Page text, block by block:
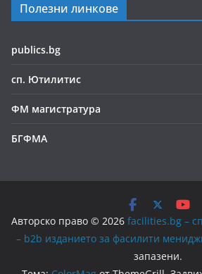
Полезни линкове
publics.bg
сп. Ютилитис
ФМ магистратура
БГФМА
Авторско право © 2026 facilities.bg –
– b2b изданието за фасилити
запазени.